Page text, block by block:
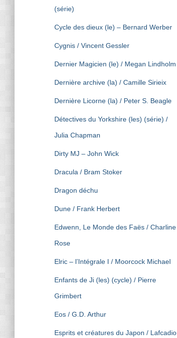
(série)
Cycle des dieux (le) – Bernard Werber
Cygnis / Vincent Gessler
Dernier Magicien (le) / Megan Lindholm
Dernière archive (la) / Camille Sirieix
Dernière Licorne (la) / Peter S. Beagle
Détectives du Yorkshire (les) (série) /
Julia Chapman
Dirty MJ – John Wick
Dracula / Bram Stoker
Dragon déchu
Dune / Frank Herbert
Edwenn, Le Monde des Faës / Charline
Rose
Elric – l’Intégrale I / Moorcock Michael
Enfants de Ji (les) (cycle) / Pierre
Grimbert
Eos / G.D. Arthur
Esprits et créatures du Japon / Lafcadio